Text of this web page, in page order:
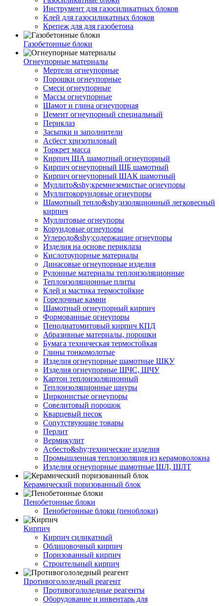
Инструмент для газосиликатных блоков
Клей для газосиликатных блоков
Крепеж для для газобетона
Газобетонные блоки
Огнеупорные материалы
Мертели огнеупорные
Порошки огнеупорные
Смеси огнеупорные
Массы огнеупорные
Шамот и глина огнеупорная
Цемент огнеупорный специальный
Периклаз
Засыпки и заполнители
Асбест хризотиловый
Торкрет масса
Кирпич ША шамотный огнеупорный
Кирпич огнеупорный ШБ шамотный
Кирпич огнеупорный ШАК шамотный
Муллито&shy;­кремнеземистые огнеупоры
Муллито­корундовые огнеупоры
Шамотный тепло&shy;изоляционный легковесный
кирпич
Муллитовые огнеупоры
Корундовые огнеупоры
Углеродо&shy;содержащие огнеупоры
Изделия на основе периклаза
Кислотоупорные материалы
Динасовые огнеупорные изделия
Рулонные материалы теплоизоляционные
Тепло­изоляционные плиты
Клей и мастика термостойкие
Горелочные камни
Шамотный огнеупорный кирпич
Формованные огнеупоры
Пенодиатомитовый кирпич КПД
Абразивные материалы, порошки
Бумага техническая термостойкая
Глины тонкомолотые
Изделия огнеупорные шамотные ШКУ
Изделия огнеупорные ШЧС, ШЧУ
Картон теплоизоляционный
Теплоизоляционные шнуры
Цирконистые огнеупоры
Совелитовый порошок
Кварцевый песок
Сопутствующие товары
Перлит
Вермикулит
Асбесто&shy;технические изделия
Промышленная теплоизоляция из керамоволокна
Изделия огнеупорные шамотные ШЛ, ШЛТ
Керамический поризованный блок
Пенобетонные блоки
Пенобетонные блоки (пеноблоки)
Кирпич
Кирпич силикатный
Облицовочный кирпич
Поризованный кирпич
Строительный кирпич
Противогололедный реагент
Противогололедные реагенты
Оборудование и инвентарь для